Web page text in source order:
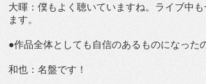
大暉：僕もよく聴いていますね。ライブ中
ます。
●作品全体としても自信のあるものになった
和也：名盤です！